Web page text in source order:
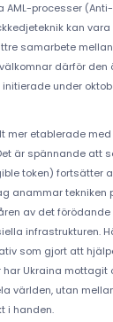
processer
kan
samarbete
därför den
under
mer etablerade
är spännande att
token) fortsätter
anammar tekniken
av det förödande
infrastrukturen.
som gjort att
Ukraina mottagit
världen, utan
i handen.